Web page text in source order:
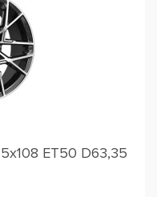
ET50 D63,35